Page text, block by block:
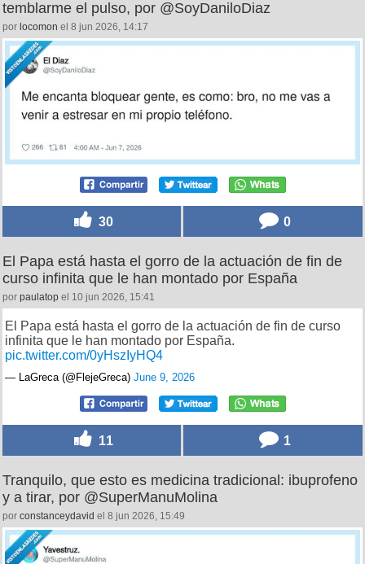
temblarme el pulso, por @SoyDaniloDiaz
por locomon el 8 jun 2026, 14:17
30 0
El Papa está hasta el gorro de la actuación de fin de
curso infinita que le han montado por España
por paulatop el 10 jun 2026, 15:41
El Papa está hasta el gorro de la actuación de fin de curso
infinita que le han montado por España.
pic.twitter.com/0yHszIyHQ4
— LaGreca (@FlejeGreca) June 9, 2026
11 1
Tranquilo, que esto es medicina tradicional: ibuprofeno
y a tirar, por @SuperManuMolina
por constanceydavid el 8 jun 2026, 15:49